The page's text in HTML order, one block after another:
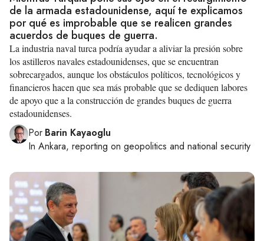
de la armada estadounidense, aquí te explicamos
por qué es improbable que se realicen grandes
acuerdos de buques de guerra.
La industria naval turca podría ayudar a aliviar la presión sobre
los astilleros navales estadounidenses, que se encuentran
sobrecargados, aunque los obstáculos políticos, tecnológicos y
financieros hacen que sea más probable que se dediquen labores
de apoyo que a la construcción de grandes buques de guerra
estadounidenses.
Por Barin Kayaoglu
In Ankara, reporting on geopolitics and national security